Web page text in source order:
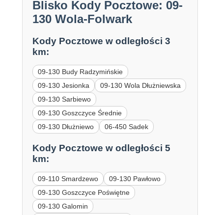
Blisko Kody Pocztowe: 09-
130 Wola-Folwark
Kody Pocztowe w odległości 3
km:
09-130 Budy Radzymińskie
09-130 Jesionka
09-130 Wola Dłużniewska
09-130 Sarbiewo
09-130 Goszczyce Średnie
09-130 Dłużniewo
06-450 Sadek
Kody Pocztowe w odległości 5
km:
09-110 Smardzewo
09-130 Pawłowo
09-130 Goszczyce Poświętne
09-130 Galomin